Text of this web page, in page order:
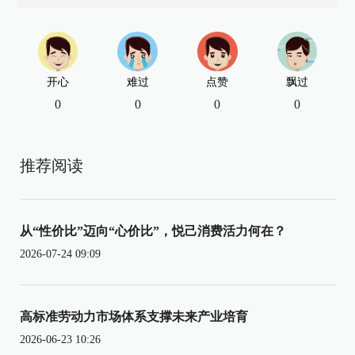
开心
0
难过
0
点赞
0
飘过
0
推荐阅读
从“性价比”迈向“心价比”，悦己消费活力何在？
2026-07-24 09:09
高标准劳动力市场体系支撑未来产业培育
2026-06-23 10:26